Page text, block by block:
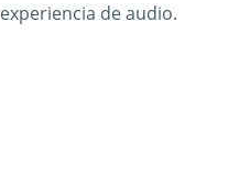
experiencia de audio.